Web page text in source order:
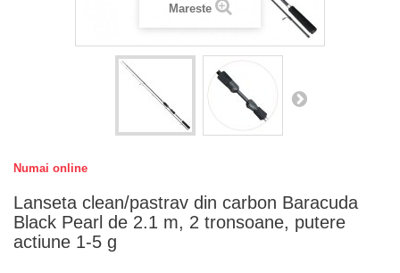
Mareste
Numai online
Lanseta clean/pastrav din carbon Baracuda
Black Pearl de 2.1 m, 2 tronsoane, putere
actiune 1-5 g